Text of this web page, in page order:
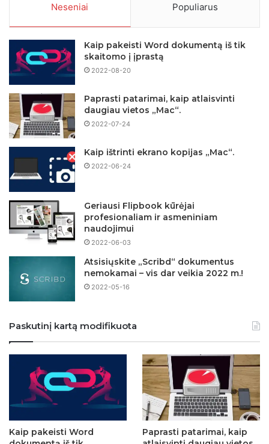
Neseniai Populiarus
Kaip pakeisti Word dokumentą iš tik
skaitomo į įprastą
2022-08-20
Paprasti patarimai, kaip atlaisvinti
daugiau vietos „Mac“.
2022-07-24
Kaip ištrinti ekrano kopijas „Mac“.
2022-06-24
Geriausi Flipbook kūrėjai
profesionaliam ir asmeniniam
naudojimui
2022-06-03
Atsisiųskite „Scribd“ dokumentus
nemokamai – vis dar veikia 2022 m.!
2022-05-16
Paskutinį kartą modifikuota
Kaip pakeisti Word
Paprasti patarimai, kaip